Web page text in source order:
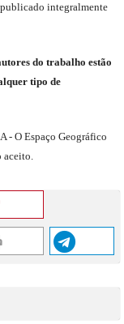
integralmente
do trabalho estão
tipo de
- O Espaço Geográfico
aceito.